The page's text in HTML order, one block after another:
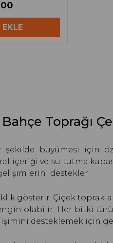
EKLE
Toprağı
şekilde büyümesi için
içeriği ve su tutma
destekler.
gösterir. Çiçek
olabilir. Her bitki
desteklemek için